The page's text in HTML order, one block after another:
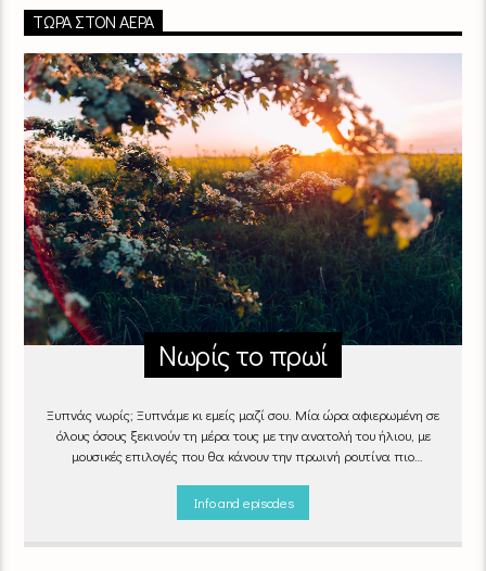
ΤΏΡΑ ΣΤΟΝ ΑΈΡΑ
Νωρίς το πρωί
Ξυπνάς νωρίς; Ξυπνάμε κι εμείς μαζί σου. Μία ώρα αφιερωμένη σε
όλους όσους ξεκινούν τη μέρα τους με την ανατολή του ήλιου, με
μουσικές επιλογές που θα κάνουν την πρωινή ρουτίνα πιο
06:00 - 07:00 στον Empneusi 107 FM
Info and episodes